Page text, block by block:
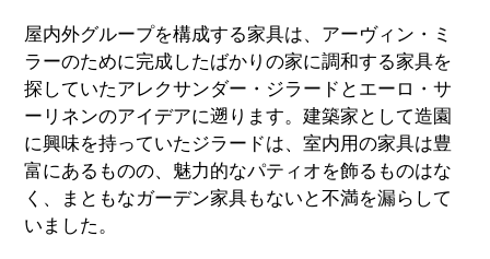
屋内外グループを構成する家具は、アーヴィン・ミ
ラーのために完成したばかりの家に調和する家具を
探していたアレクサンダー・ジラードとエーロ・サ
ーリネンのアイデアに遡ります。建築家として造園
に興味を持っていたジラードは、室内用の家具は豊
富にあるものの、魅力的なパティオを飾るものはな
く、まともなガーデン家具もないと不満を漏らして
いました。